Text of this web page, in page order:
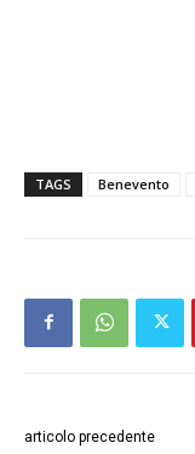
TAGS Benevento
articolo precedente